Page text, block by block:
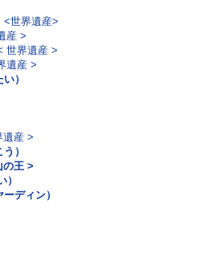
<世界遺産>
産 >
界遺産 >
産 >
）
遺産 >
）
の王 >
）
ーディン）